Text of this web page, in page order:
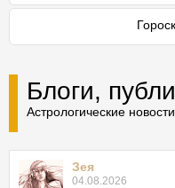
Блоги,
Астрологические
Зея
04.08.2026